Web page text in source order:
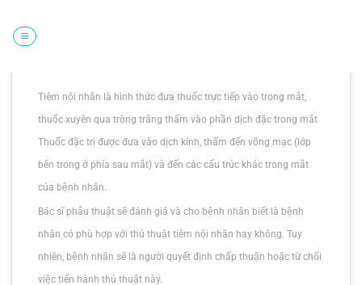
Tiêm thuốc nội nhãn điều trị bệnh lý võng mạc
Tiêm nội nhãn là hình thức đưa thuốc trực tiếp vào trong mắt,
thuốc xuyên qua tròng trắng thấm vào phần dịch đặc trong mắt
Thuốc đặc trị được đưa vào dịch kính, thấm đến võng mạc (lớp
bên trong ở phía sau mắt) và đến các cấu trúc khác trong mắt
của bệnh nhân.
Bác sĩ phẫu thuật sẽ đánh giá và cho bệnh nhân biết là bệnh
nhân có phù hợp với thủ thuật tiêm nội nhãn hay không. Tuy
nhiên, bệnh nhân sẽ là người quyết định chấp thuận hoặc từ chối
việc tiến hành thủ thuật này.